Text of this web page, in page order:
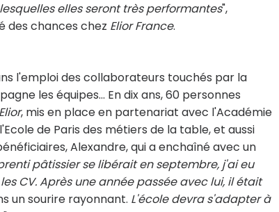
elles seront très performantes",
des chances chez Elior France.
l'emploi des collaborateurs touchés par la
les équipes... En dix ans, 60 personnes
Elior, mis en place en partenariat avec l'Académie
de Paris des métiers de la table, et aussi
Alexandre, qui a enchaîné avec un
pâtissier se libérait en septembre, j'ai eu
CV. Après une année passée avec lui, il était
un sourire rayonnant. L'école devra s'adapter à